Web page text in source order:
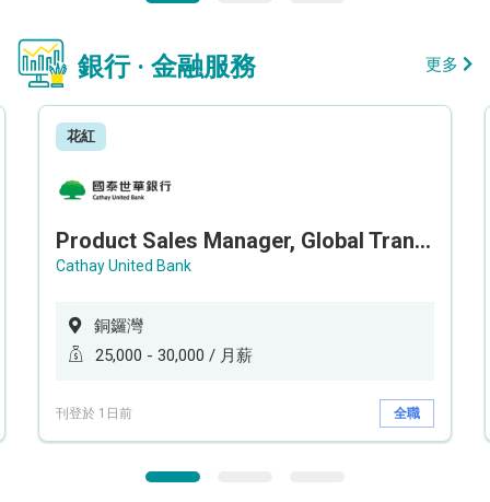
銀行 · 金融服務 更多
花紅
Product Sales Manager, Global Transaction Service (GTS)
Cathay United Bank
銅鑼灣
25,000 - 30,000 / 月薪
刊登於 1日前 全職